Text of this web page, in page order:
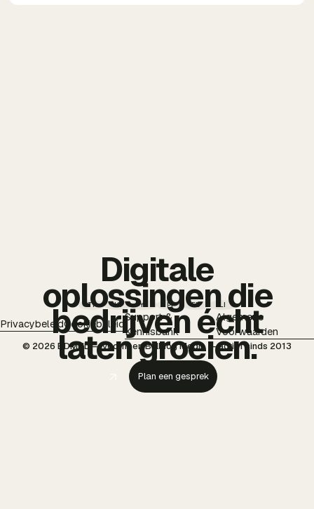
TT IG YT PI FB LI
PrivacybeleidCookiebeleid
Support &
Kennisbank
Algemene
Voorwaarden
© 2026 BDMNL — voorheen Bulldog Media — actief sinds 2013
Digitale
oplossingen die
bedrijven écht
laten groeien.
Plan een gesprek